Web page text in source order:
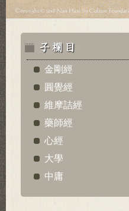
金剛經
圓覺經
維摩詰經
藥師經
心經
大學
中庸